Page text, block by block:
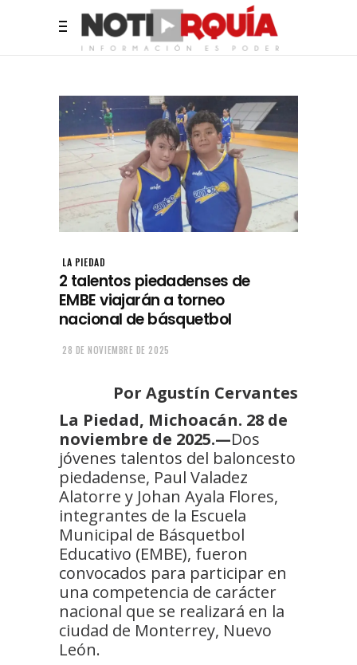
LA PIEDAD
2 talentos piedadenses de
EMBE viajarán a torneo
nacional de básquetbol
28 DE NOVIEMBRE DE 2025
Por Agustín Cervantes
La Piedad, Michoacán. 28 de
noviembre de 2025.—Dos
jóvenes talentos del baloncesto
piedadense, Paul Valadez
Alatorre y Johan Ayala Flores,
integrantes de la Escuela
Municipal de Básquetbol
Educativo (EMBE), fueron
convocados para participar en
una competencia de carácter
nacional que se realizará en la
ciudad de Monterrey, Nuevo
León.